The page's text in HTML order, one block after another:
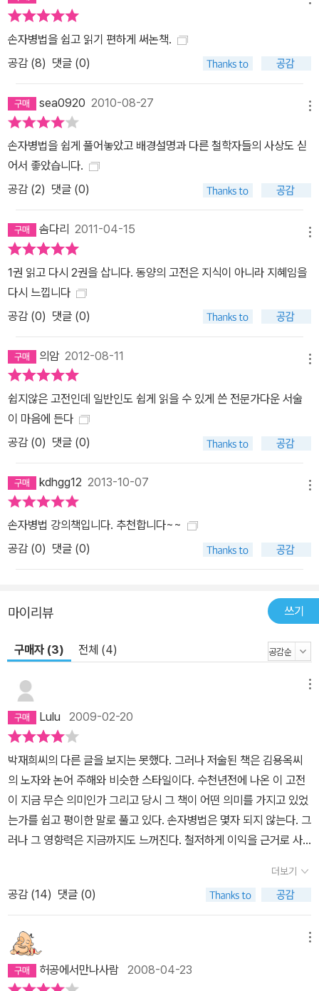
손자병법을 쉽고 읽기 편하게 써논책.
공감 (8) 댓글 (0)
sea0920 2010-08-27
손자병법을 쉽게 풀어놓았고 배경설명과 다른 철학자들의 사상도 싣
어서 좋았습니다.
공감 (2) 댓글 (0)
솜다리 2011-04-15
1권 읽고 다시 2권을 삽니다. 동양의 고전은 지식이 아니라 지혜임을
다시 느낍니다
공감 (0) 댓글 (0)
의암2012-08-11
쉽지않은 고전인데 일반인도 쉽게 읽을 수 있게 쓴 전문가다운 서술
이 마음에 든다
공감 (0) 댓글 (0)
kdhgg12 2013-10-07
손자병법 강의책입니다. 추천합니다~~
공감 (0) 댓글 (0)
마이리뷰 쓰기
구매자 (3) 전체 (4)
Lulu 2009-02-20
박재희씨의 다른 글을 보지는 못했다. 그러나 저술된 책은 김용옥씨
의 노자와 논어 주해와 비슷한 스타일이다. 수천년전에 나온 이 고전
이 지금 무슨 의미인가 그리고 당시 그 책이 어떤 의미를 가지고 있었
는가를 쉽고 평이한 말로 풀고 있다. 손자병법은 몇자 되지 않는다. 그
러나 그 영향력은 지금까지도 느꺼진다. 철저하게 이익을 근거로 사
낯설지 않다. 오히려 조직생활을 하는 사람들에겐 일상이다. 박재희
교수는 그것을 잘 보여준다. 그러나 수천년전에 그러한 체계적으로
정리된 사고방식은 처음이었기에 선구적이었기에 지금도 생생하게
파워를 느낄 수 있다. 박재희 교수는 그것을 잘 보여준다. 그리고 그런
사고방식이 당시 어떤 의미를 가졌는지를 보여주면서 지금에 어떤 의
미를 가졌는지를 더 분명하게 보여준다. 그리고 그것을 아주 평이한
더보기
공감 (14) 댓글 (0)
허공에서만나사람 2008-04-23